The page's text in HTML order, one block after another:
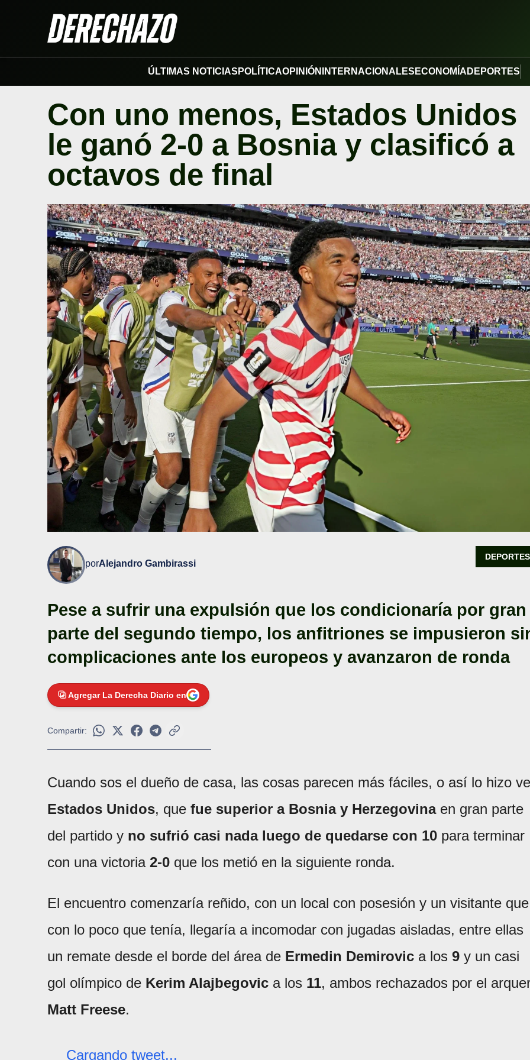
ÚLTIMAS NOTICIAS POLÍTICAOPINIÓN INTERNACIONALES ECONOMÍA DEPORTES
Con uno menos, Estados Unidos
le ganó 2-0 a Bosnia y clasificó a
octavos de final
porAlejandro Gambirassi
DEPORTES
Pese a sufrir una expulsión que los condicionaría por gran
parte del segundo tiempo, los anfitriones se impusieron
complicaciones ante los europeos y avanzaron de ronda
Agregar La Derecha Diario en
Compartir:
Cuando sos el dueño de casa, las cosas parecen más fáciles, o así lo hizo
Estados Unidos, que fue superior a Bosnia y Herzegovinaen gran parte
del partido y no sufrió casi nada luego de quedarse con 10 para terminar
con una victoria 2-0 que los metió en la siguiente ronda.
El encuentro comenzaría reñido, con un local con posesión y un visitante
con lo poco que tenía, llegaría a incomodar con jugadas aisladas, entre ellas
un remate desde el borde del área de Ermedin Demirovic a los 9 y un casi
gol olímpico de Kerim Alajbegovic a los 11, ambos rechazados por el
Matt Freese.
Cargando tweet...